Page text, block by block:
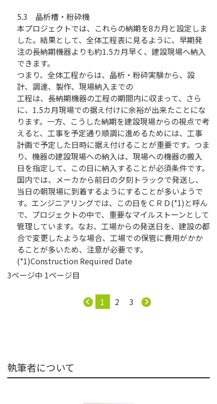
5.3 晶析槽・粉砕機
本プロジェクトでは、これらの納期を8カ月と設定しま
した。結果として、全体工程表に見るように、早期発
注の長納期機器よりも約1.5カ月早く、建設現場へ納入
できます。
つまり、全体工程からは、晶析・粉砕実験から、設
計、調達、製作、現場納入までの
工程は、長納期機器の工程の期間内に収まって、さら
に、1.5カ月現場での据え付けに余裕が出来たことにな
ります。一方、こうした納期を建設現場からの視点で考
えると、工事を予定通り順調に進めるためには、工事
計画で予定した日時に据え付けることが重要です。つま
り、機器の建設現場への納入は、現場への機器の搬入
日を指定して、この日に納入することが必須条件です。
国内では、メーカから前日の夕刻トラックで発送し、
当日の朝現場に到着するようにすることが多いようで
す。エンジニアリングでは、この日をＣＲＤ(*1)と呼ん
で、プロジェクトの中で、重要なマイルストーンとして
管理しています。なお、工場からの発送日を、建設の都
合で変更したような場合、工場での保管に費用がかか
ることが多いため、注意が必要です。
(*1)Construction Required Date
3ページ中 1ページ目
1 2 3
執筆者について